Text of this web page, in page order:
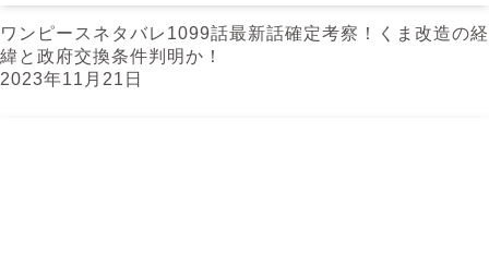
ワンピースネタバレ1099話最新話確定考察！くま改造の経
緯と政府交換条件判明か！
2023年11月21日